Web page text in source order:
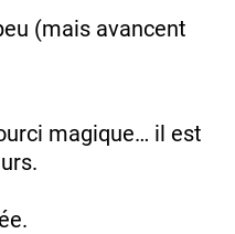
(mais avancent
magique… il est